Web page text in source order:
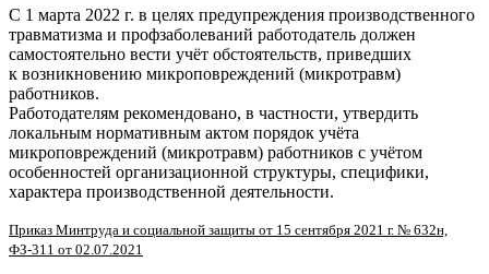
С 1 марта 2022 г. в целях предупреждения производственного
травматизма и профзаболеваний работодатель должен
самостоятельно вести учёт обстоятельств, приведших
к возникновению микроповреждений (микротравм)
работников.
Работодателям рекомендовано, в частности, утвердить
локальным нормативным актом порядок учёта
микроповреждений (микротравм) работников с учётом
особенностей организационной структуры, специфики,
характера производственной деятельности.
Приказ Минтруда и социальной защиты от 15 сентября 2021 г. № 632н,
ФЗ-311 от 02.07.2021